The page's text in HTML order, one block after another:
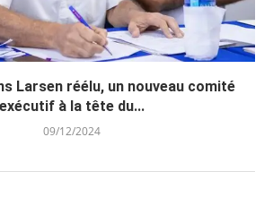
Larsen réélu, un nouveau comité
exécutif à la tête du...
09/12/2024